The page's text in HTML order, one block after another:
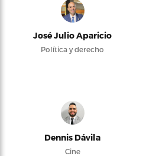
José Julio Aparicio
Política y derecho
Dennis Dávila
Cine